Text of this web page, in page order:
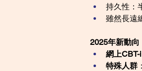
持久性：
雖然長遠
2025年新動向
網上CBT-i
特殊人群